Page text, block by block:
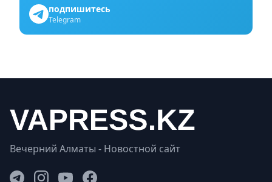
подпишитесь
Telegram
Вечерний Алматы - Новостной сайт